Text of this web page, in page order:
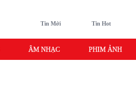
Tin Mới Tin Hot
ÂM NHẠC PHIM ẢNH